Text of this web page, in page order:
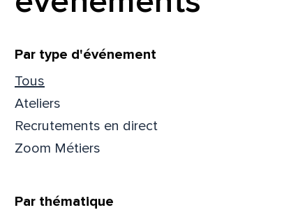
Filtrer
Par type d'événement
Tous
Ateliers
Recrutements en direct
Zoom Métiers
Par thématique